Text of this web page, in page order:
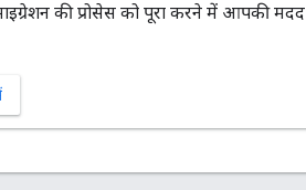
की प्रोसेस को पूरा करने में आपकी मदद